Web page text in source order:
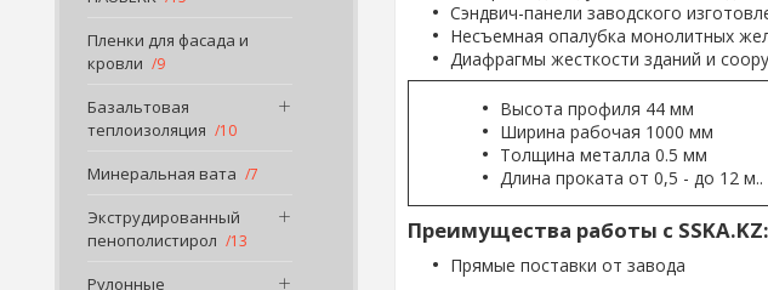
Пленки для фасада и
кровли
9
Базальтовая
теплоизоляция
10
Минеральная вата 7
Экструдированный
пенополистирол
13
Рулонные
Сэндвич-панели заводского
Несъемная опалубка монолитных
Диафрагмы жесткости зданий и
Высота профиля 44 мм
Ширина рабочая 1000 мм
Толщина металла 0.5 мм
Длина проката от 0,5 - до 12 м..
Преимущества работы с SSKA.KZ:
Прямые поставки от завода